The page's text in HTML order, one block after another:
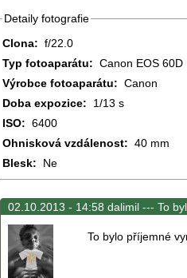
Detaily fotografie
Clona: f/22.0
Typ fotoaparátu: Canon EOS 60D
Výrobce fotoaparátu: Canon
Doba expozice:
1/13 s
ISO: 6400
Ohnisková vzdálenost: 40 mm
Blesk:
Ne
02.10.2013 - 14:58 dalimil --- To
To bylo příjemné